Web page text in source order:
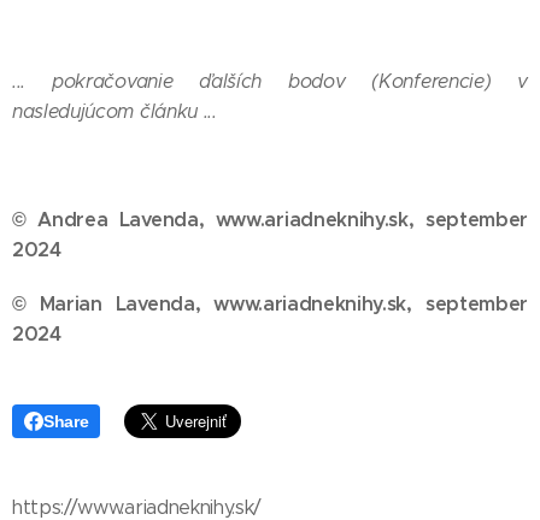
... pokračovanie ďalších bodov (Konferencie) v
nasledujúcom článku ...
© Andrea Lavenda, www.ariadneknihy.sk, september
2024
© Marian Lavenda, www.ariadneknihy.sk, september
2024
Share
https://www.ariadneknihy.sk/